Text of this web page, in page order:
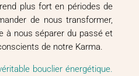
plus fort en périodes de
de nous transformer,
à nous séparer du passé et
de notre Karma.
bouclier énergétique.